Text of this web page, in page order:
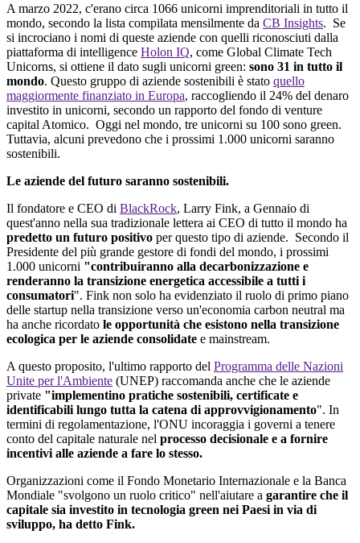
A marzo 2022, c'erano circa 1066 unicorni imprenditoriali in tutto il
mondo, secondo la lista compilata mensilmente da CB Insights. Se
si incrociano i nomi di queste aziende con quelli riconosciuti dalla
piattaforma di intelligence Holon IQ, come Global Climate Tech
Unicorns, si ottiene il dato sugli unicorni green: sono 31 in tutto il
mondo. Questo gruppo di aziende sostenibili è stato quello
maggiormente finanziato in Europa, raccogliendo il 24% del denaro
investito in unicorni, secondo un rapporto del fondo di venture
capital Atomico. Oggi nel mondo, tre unicorni su 100 sono green.
Tuttavia, alcuni prevedono che i prossimi 1.000 unicorni saranno
sostenibili.
Le aziende del futuro saranno sostenibili.
Il fondatore e CEO di BlackRock, Larry Fink, a Gennaio di
quest'anno nella sua tradizionale lettera ai CEO di tutto il mondo ha
predetto un futuro positivo perquesto tipo di aziende. Secondo il
Presidente del più grande gestore di fondi del mondo, i prossimi
1.000 unicorni "contribuiranno alla decarbonizzazione e
renderanno la transizione energetica accessibile a tutti i
consumatori". Fink non solo ha evidenziato il ruolo di primo piano
delle startup nella transizione verso un'economia carbon neutral ma
ha anche ricordato le opportunità che esistono nella transizione
ecologica per le aziende consolidate e mainstream.
A questo proposito, l'ultimo rapporto del Programma delle Nazioni
Unite perl'Ambiente (UNEP) raccomanda anche che le aziende
private "implementino pratiche sostenibili, certificate e
identificabili lungo tutta la catena di approvvigionamento". In
termini di regolamentazione, l'ONU incoraggia i governi a tenere
conto del capitale naturale nel processo decisionale e a fornire
incentivi alle aziende a fare lo stesso.
Organizzazioni come il Fondo Monetario Internazionale e la Banca
Mondiale "svolgono un ruolo critico" nell'aiutare a garantire che il
capitale sia investito in tecnologia green nei Paesi in via di
sviluppo, ha detto Fink.